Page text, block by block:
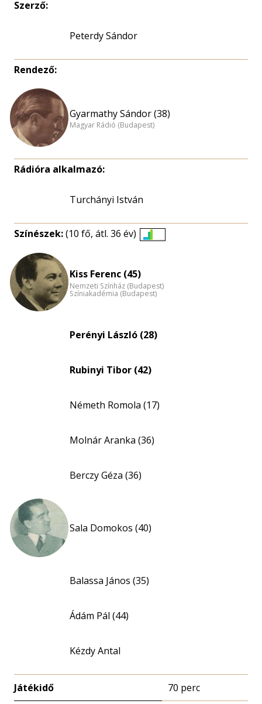
Szerző:
Peterdy Sándor
Rendező:
Gyarmathy Sándor (38)
Magyar Rádió (Budapest)
Rádióra alkalmazó:
Turchányi István
Színészek:(10 fő, átl. 36 év)
Kiss Ferenc (45)
Nemzeti Színház (Budapest)
Színiakadémia (Budapest)
Perényi László (28)
Rubinyi Tibor (42)
Németh Romola (17)
Molnár Aranka (36)
Berczy Géza (36)
Sala Domokos (40)
Balassa János (35)
Ádám Pál (44)
Kézdy Antal
Játékidő 70 perc